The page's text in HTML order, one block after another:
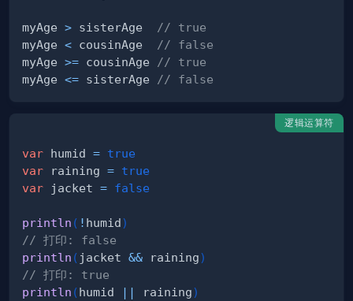
myAge > sisterAge
// true
myAge < cousinAge
// false
myAge >= cousinAge
// true
myAge <= sisterAge // false
逻辑运算符
var humid = true
var raining = true
var jacket = false
println ( ! humid)
// 打印: false
println ( jacket && raining)
// 打印: true
println (humid || raining)